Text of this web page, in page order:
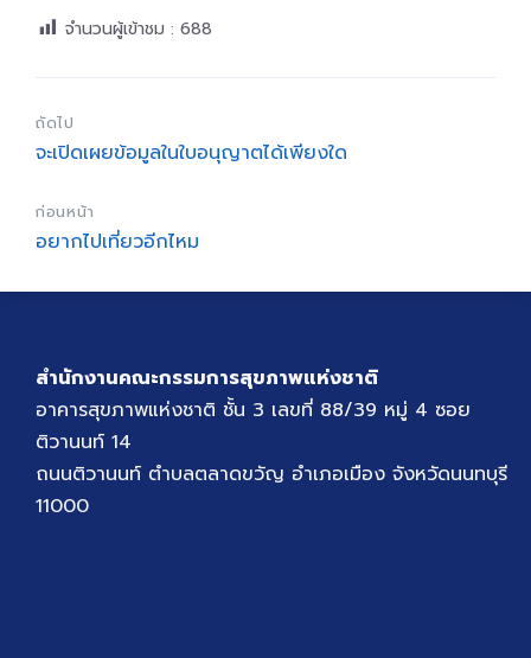
จำนวนผู้เข้าชม : 688
ถัดไป
จะเปิดเผยข้อมูลในใบอนุญาตได้เพียงใด
ก่อนหน้า
อยากไปเที่ยวอีกไหม
สำนักงานคณะกรรมการสุขภาพแห่งชาติ
อาคารสุขภาพแห่งชาติ ชั้น 3 เลขที่ 88/39 หมู่ 4 ซอย
ติวานนท์ 14
ถนนติวานนท์ ตำบลตลาดขวัญ อำเภอเมือง จังหวัดนนทบุรี
11000